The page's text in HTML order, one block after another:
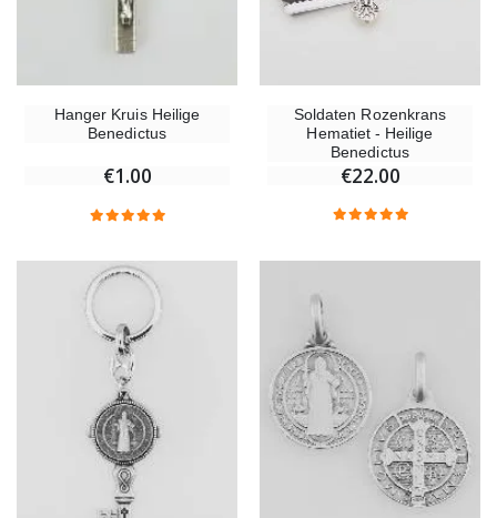
Hanger Kruis Heilige
Benedictus
€1.00
Soldaten Rozenkrans
Hematiet - Heilige
Benedictus
€22.00